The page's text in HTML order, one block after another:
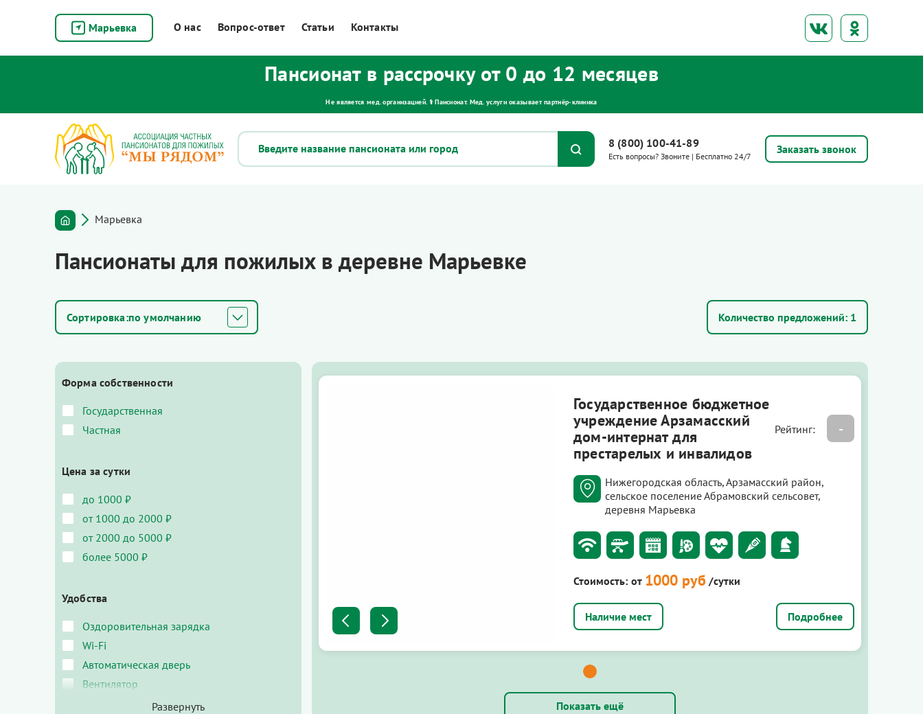
Марьевка О нас Вопрос-ответ Статьи Контакты
Пансионат в рассрочку от 0 до 12 месяцев
Не является мед. организацией. ⚕ Пансионат. Мед. услуги оказывает партнёр‑клиника
8 (800) 100-41-89
Есть вопросы? Звоните | Бесплатно 24/7
Заказать звонок
Марьевка
Пансионаты для пожилых в деревне Марьевке
по умолчанию Количество предложений: 1
Государственное бюджетное
учреждение Арзамасский
дом-интернат для
престарелых и инвалидов
Рейтинг: -
Нижегородская область, Арзамасский район,
сельское поселение Абрамовский сельсовет,
деревня Марьевка
Стоимость: от 1000 руб /сутки
Подробнее
Показать ещё
Форма собственности
Государственная
Частная
Цена за сутки
до 1000 ₽
от 1000 до 2000 ₽
от 2000 до 5000 ₽
более 5000 ₽
Удобства
Оздоровительная зарядка
Wi-Fi
Автоматическая дверь
Вентилятор